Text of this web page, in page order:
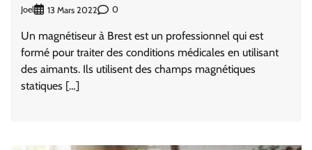
Joel 13 Mars 2022 0
Un magnétiseur à Brest est un professionnel qui est
formé pour traiter des conditions médicales en utilisant
des aimants. Ils utilisent des champs magnétiques
statiques […]